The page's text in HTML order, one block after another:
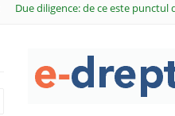
Due diligence: de ce este punctul